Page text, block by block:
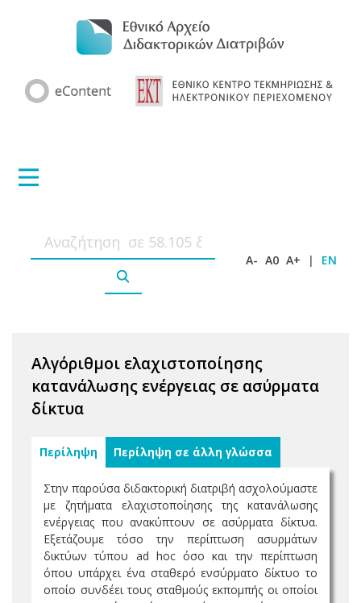
A- A0 A+ | EN
Αλγόριθμοι ελαχιστοποίησης
κατανάλωσης ενέργειας σε ασύρματα
δίκτυα
Περίληψη Περίληψη σε άλλη γλώσσα
Στην παρούσα διδακτορική διατριβή ασχολούμαστε
με ζητήματα ελαχιστοποίησης της κατανάλωσης
ενέργειας που ανακύπτουν σε ασύρματα δίκτυα.
Εξετάζουμε τόσο την περίπτωση ασυρμάτων
δικτύων τύπου ad hoc όσο και την περίπτωση
όπου υπάρχει ένα σταθερό ενσύρματο δίκτυο το
οποίο συνδέει τους σταθμούς εκπομπής οι οποίοι